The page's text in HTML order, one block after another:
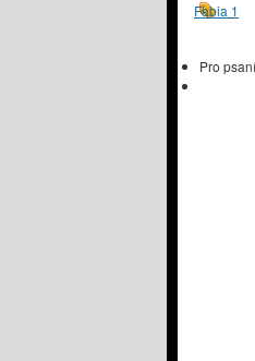
Fabia 1
Pro